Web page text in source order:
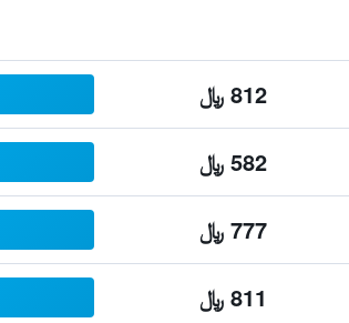
812 ﷼
582 ﷼
777 ﷼
811 ﷼